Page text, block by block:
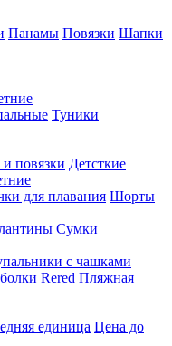
Панамы Повязки Шапки
Туники
повязки Детсткие
для плавания Шорты
Сумки
с чашками
Rered Пляжная
единица Цена до